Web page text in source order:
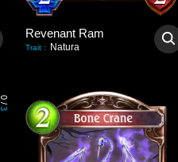
Revenant Ram
Trait : Natura
0
/
3